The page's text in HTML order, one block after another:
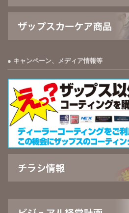
キャンペーン、メディア情報等